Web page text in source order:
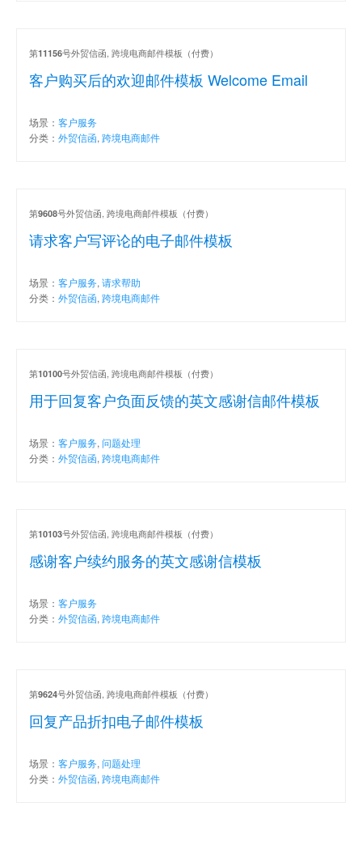
客户购买后的欢迎邮件模板 Welcome Email
第11156号外贸信函, 跨境电商邮件模板（付费）
场景： 客户服务
分类： 外贸信函, 跨境电商邮件
请求客户写评论的电子邮件模板
第9608号外贸信函, 跨境电商邮件模板（付费）
场景： 客户服务, 请求帮助
分类： 外贸信函, 跨境电商邮件
用于回复客户负面反馈的英文感谢信邮件模板
第10100号外贸信函, 跨境电商邮件模板（付费）
场景： 客户服务, 问题处理
分类： 外贸信函, 跨境电商邮件
感谢客户续约服务的英文感谢信模板
第10103号外贸信函, 跨境电商邮件模板（付费）
场景： 客户服务
分类： 外贸信函, 跨境电商邮件
回复产品折扣电子邮件模板
第9624号外贸信函, 跨境电商邮件模板（付费）
场景： 客户服务, 问题处理
分类： 外贸信函, 跨境电商邮件